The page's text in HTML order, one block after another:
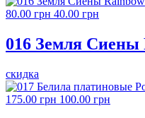
80.00 грн 40.00 грн
016 Земля Сиены
скидка
175.00 грн 100.00 грн